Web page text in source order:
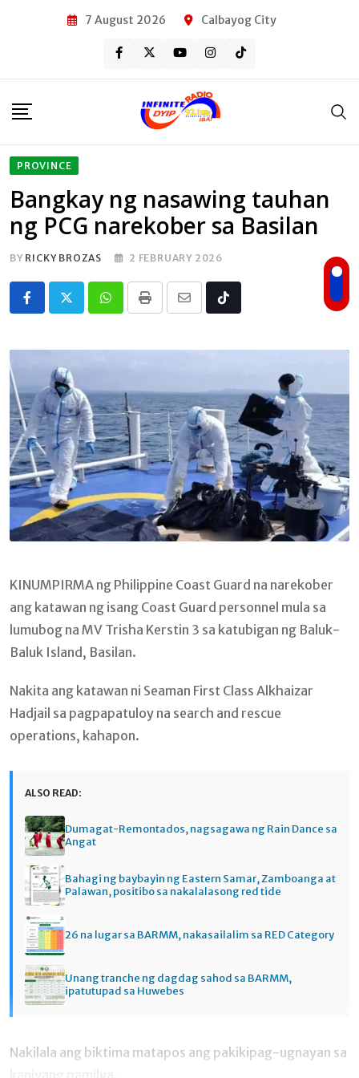
7 August 2026 Calbayog City
PROVINCE
Bangkay ng nasawing tauhan
ng PCG narekober sa Basilan
BY RICKY BROZAS 2 FEBRUARY 2026
Whatsapp
Print
Share
Email
Tiktok
KINUMPIRMA ng Philippine Coast Guard na narekober
ang katawan ng isang Coast Guard personnel mula sa
lumubog na MV Trisha Kerstin 3 sa katubigan ng Baluk-
Baluk Island, Basilan.
Nakita ang katawan ni Seaman First Class Alkhaizar
Hadjail sa pagpapatuloy na search and rescue
operations, kahapon.
ALSO READ:
Dumagat-Remontados, nagsagawa ng Rain Dance sa
Angat
Bahagi ng baybayin ng Eastern Samar, Zamboanga at
Palawan, positibo sa nakalalasong red tide
26 na lugar sa BARMM, nakasailalim sa RED Category
Unang tranche ng dagdag sahod sa BARMM,
ipatutupad sa Huwebes
Nakilala ang biktima matapos ang pakikipag-ugnayan sa
kaniyang pamilya.